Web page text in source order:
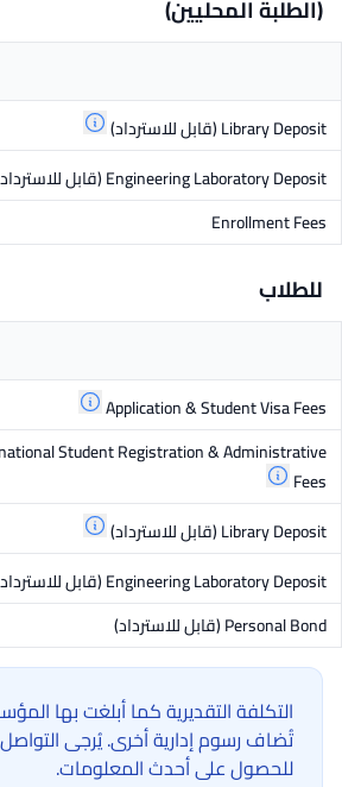
(الطلبة المحليين)
Library Deposit(قابل للاسترداد)
Engineering Laboratory Deposit(قابل
Enrollment Fees
للطلاب
Application & Student Visa Fees
Student Registration & Administrative
Fees
Library Deposit(قابل للاسترداد)
Engineering Laboratory Deposit(قابل
Personal Bond(قابل للاسترداد)
التكلفة التقديرية كما أبلغت بها
تُضاف رسوم إدارية أخرى. يُرجى
للحصول على أحدث المعلومات.